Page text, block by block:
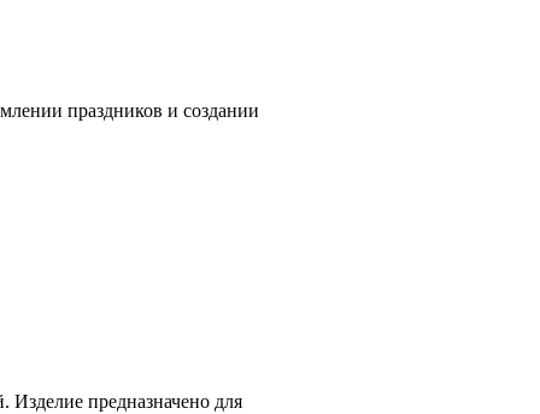
праздников и создании
Изделие предназначено для